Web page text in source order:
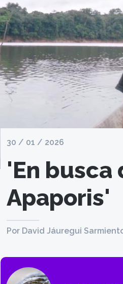
30 / 01 / 2026
'En busca
Apaporis'
Por David Jáuregui